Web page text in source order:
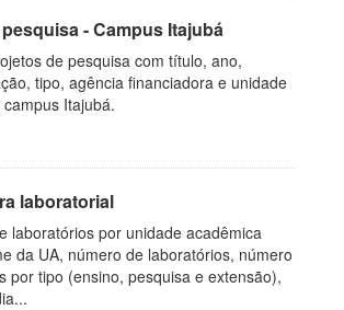
- Campus Itajubá
de pesquisa com título, ano,
tipo, agência financiadora e unidade
Itajubá.
laboratorial
laboratórios por unidade acadêmica
da UA, número de laboratórios, número
por tipo (ensino, pesquisa e extensão),